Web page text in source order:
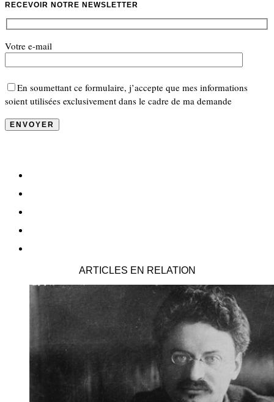
RECEVOIR NOTRE NEWSLETTER
Votre e-mail
En soumettant ce formulaire, j’accepte que mes informations
soient utilisées exclusivement dans le cadre de ma demande
ARTICLES EN RELATION